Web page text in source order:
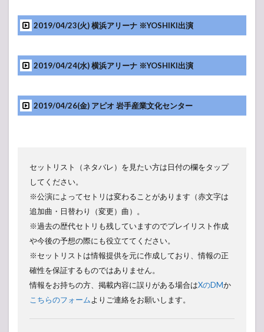
人気
投票
所
2019/04/23(火) 横浜アリーナ ※YOSHIKI出演
2019/04/24(水) 横浜アリーナ ※YOSHIKI出演
2019/04/26(金) アピオ 岩手産業文化センター
セットリスト（ネタバレ）を見たい方は日付の欄をタップ
してください。
※公演によってセトリは変わることがあります（赤文字は
追加曲・日替わり（変更）曲）。
※過去の歴代セトリも残していますのでプレイリスト作成
や今後の予想の際にも役立ててください。
※セットリストは情報提供を元に作成しており、情報の正
確性を保証するものではありません。
情報をお持ちの方、掲載内容に誤りがある場合はXのDMか
こちらのフォームよりご連絡をお願いします。